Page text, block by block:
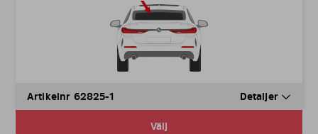
Artikelnr 62825-1 Detaljer
Välj